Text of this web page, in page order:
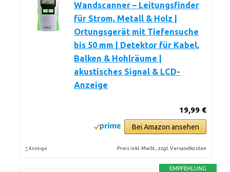
Wandscanner – Leitungsfinder
für Strom, Metall & Holz |
Ortungsgerät mit Tiefensuche
bis 50 mm | Detektor für Kabel,
Balken & Hohlräume |
akustisches Signal & LCD-
Anzeige
19,99 €
Bei Amazon ansehen
* Anzeige Preis inkl. MwSt., zzgl. Versandkosten
EMPFEHLUNG